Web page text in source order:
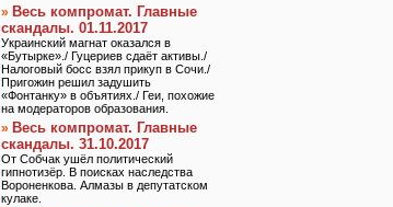
» Весь компромат. Главные
скандалы. 01.11.2017
Украинский магнат оказался в
«Бутырке»./ Гуцериев сдаёт активы./
Налоговый босс взял прикуп в Сочи./
Пригожин решил задушить
«Фонтанку» в объятиях./ Геи, похожие
на модераторов образования.
» Весь компромат. Главные
скандалы. 31.10.2017
От Собчак ушёл политический
гипнотизёр. В поисках наследства
Вороненкова. Алмазы в депутатском
кулаке.